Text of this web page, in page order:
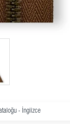
- İngiizce